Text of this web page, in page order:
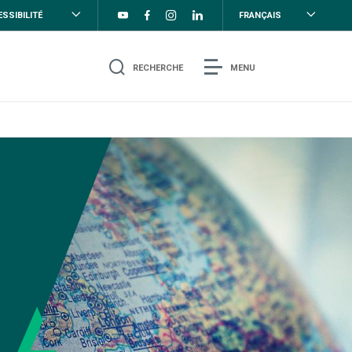
FRANÇAIS
RECHERCHE MENU